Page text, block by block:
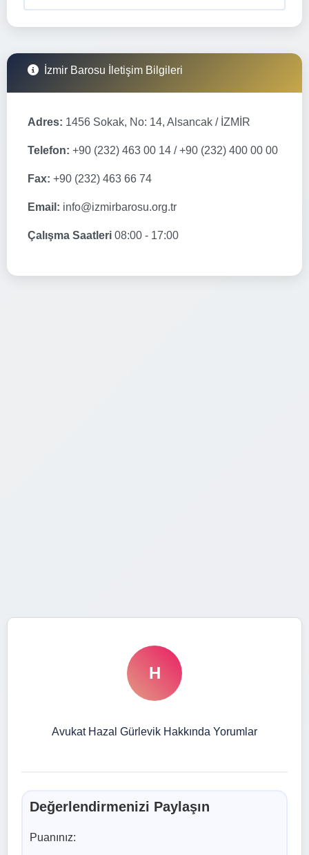
İzmir Barosu İletişim Bilgileri
Adres: 1456 Sokak, No: 14, Alsancak / İZMİR
Telefon: +90 (232) 463 00 14 / +90 (232) 400 00 00
Fax: +90 (232) 463 66 74
Email: info@izmirbarosu.org.tr
Çalışma Saatleri 08:00 - 17:00
H
Avukat Hazal Gürlevik Hakkında Yorumlar
Değerlendirmenizi Paylaşın
Puanınız: